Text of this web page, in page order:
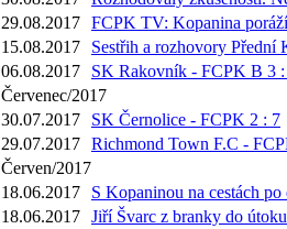
29.08.2017 FCPK TV: Kopanina
15.08.2017
Sestřih a rozhovory Přední
06.08.2017
SK Rakovník - FCPK B 3
Červenec/2017
30.07.2017
SK Černolice - FCPK 2 : 7
29.07.2017 Richmond Town F.C -
Červen/2017
18.06.2017
S Kopaninou na cestách
18.06.2017 Jiří Švarc z branky do